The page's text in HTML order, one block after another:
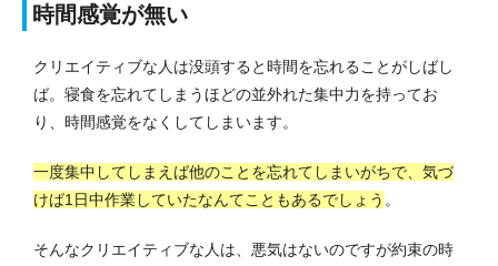
時間感覚が無い
クリエイティブな人は没頭すると時間を忘れることがしばし
ば。寝食を忘れてしまうほどの並外れた集中力を持ってお
り、時間感覚をなくしてしまいます。
一度集中してしまえば他のことを忘れてしまいがちで、気づ
けば1日中作業していたなんてこともあるでしょう 。
そんなクリエイティブな人は、悪気はないのですが約束の時